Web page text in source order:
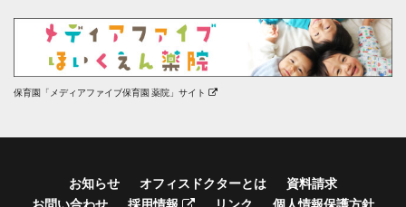
保育園「メディアファイブ保育園 薬院」サイト
お知らせ オフィスドクターとは
資料請求
お問い合わせ
採用情報 リンク
個人情報保護方針